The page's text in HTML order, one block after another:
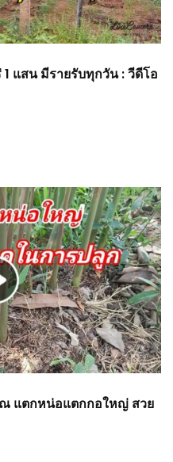
แสน มีรายรับทุกวัน : วีดีโอ
แตกหน่อแตกกอใหญ่ สวย